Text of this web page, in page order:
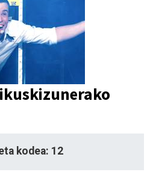
kodea: 12